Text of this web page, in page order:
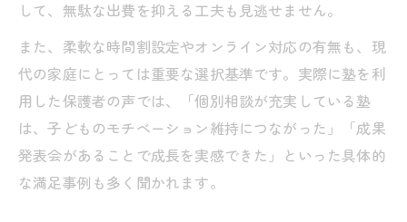
して、無駄な出費を抑える工夫も見逃せません。
また、柔軟な時間割設定やオンライン対応の有無も、現
代の家庭にとっては重要な選択基準です。実際に塾を利
用した保護者の声では、「個別相談が充実している塾
は、子どものモチベーション維持につながった」「成果
発表会があることで成長を実感できた」といった具体的
な満足事例も多く聞かれます。